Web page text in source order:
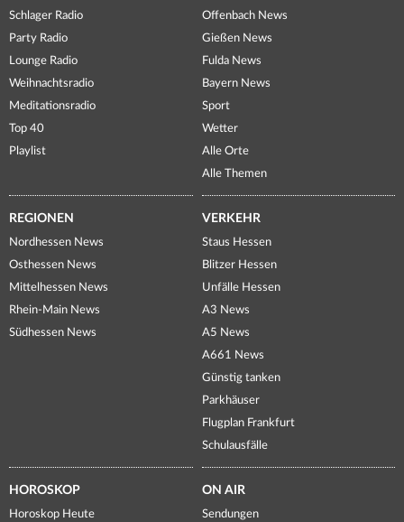
Schlager Radio
Party Radio
Lounge Radio
Weihnachtsradio
Meditationsradio
Top 40
Playlist
Offenbach News
Gießen News
Fulda News
Bayern News
Sport
Wetter
Alle Orte
Alle Themen
REGIONEN
Nordhessen News
Osthessen News
Mittelhessen News
Rhein-Main News
Südhessen News
VERKEHR
Staus Hessen
Blitzer Hessen
Unfälle Hessen
A3 News
A5 News
A661 News
Günstig tanken
Parkhäuser
Flugplan Frankfurt
Schulausfälle
HOROSKOP
Horoskop Heute
ON AIR
Sendungen